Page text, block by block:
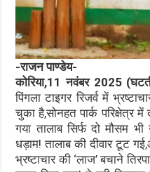
-राजन पाण्डेय-
कोरिया,11 नवंबर 2025
पिंगला टाइगर रिजर्व में
चुका है,सोनहत पार्क परिक्षेत्र में
गया तालाब सिर्फ दो मौसम
धड़ाम! तालाब की दीवार टूट
भ्रष्टाचार की ‘लाज’ बचाने